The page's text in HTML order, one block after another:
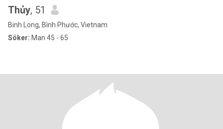
Thủy, 51
Binh Long, Bình Phước, Vietnam
Söker: Man 45 - 65